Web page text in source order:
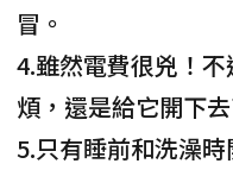
冒。
4.雖然電費很兇！
煩，還是給它開下去
5.只有睡前和洗澡